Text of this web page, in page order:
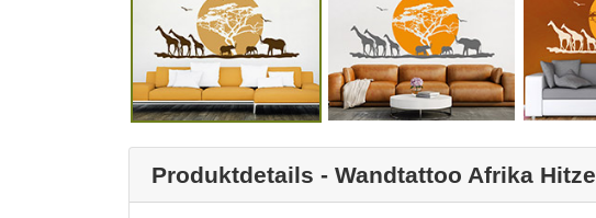
Produktdetails - Wandtattoo Afrika Hitze